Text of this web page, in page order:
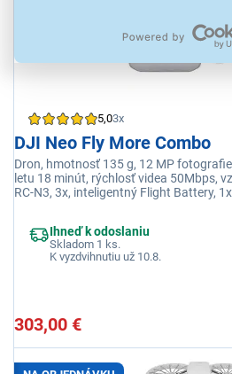
5,03x
DJI Neo Fly More Combo
Dron, hmotnosť 135 g, 12 MP
letu 18 minút, rýchlosť videa 50Mbps,
RC-N3, 3x, inteligentný Flight Battery,
Ihneď k odoslaniu
Skladom 1 ks.
K vyzdvihnutiu už 10.8.
303,00 €